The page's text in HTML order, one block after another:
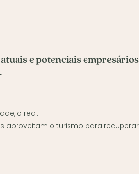
e potenciais empresários
o real.
aproveitam o turismo para recuperar